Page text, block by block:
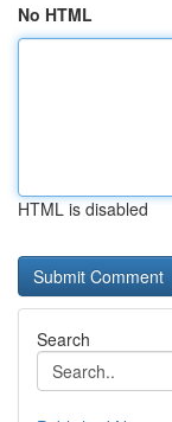
No HTML
HTML is disabled
Search